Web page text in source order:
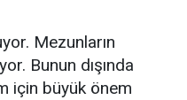
Mezunların
Bunun dışında
için büyük önem